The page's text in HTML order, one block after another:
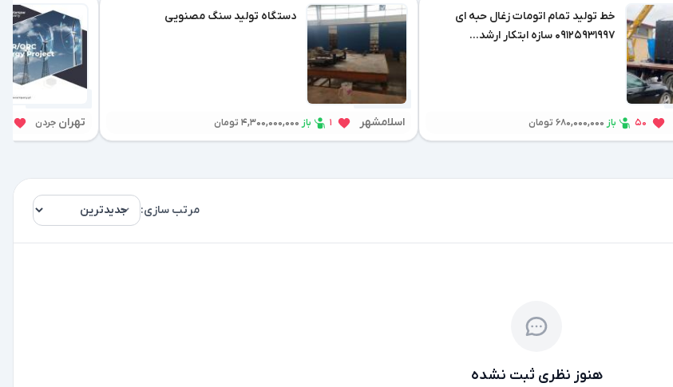
خط تولید تمام اتومات زغال حبه ای
09125931997 سازه ابتکار ارشد...
50 باز 680,000,000 تومان
1 روز پیش
دستگاه تولید سنگ مصنویی
اسلامشهر 1 باز 4,300,000,000 تومان تهران جردن
مرتب سازی:
هنوز نظری ثبت نشده